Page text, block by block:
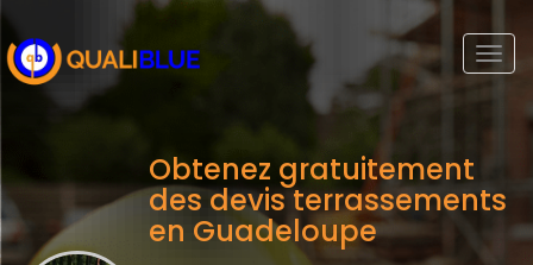
Obtenez gratuitement
des devis terrassements
en Guadeloupe